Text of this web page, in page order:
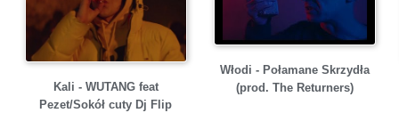
Kali - WUTANG feat
Pezet/Sokół cuty Dj Flip
Włodi - Połamane Skrzydła
(prod. The Returners)